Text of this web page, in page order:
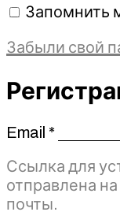
Запомнить
Забыли свой
Email *
Ссылка для
отправлена
почты.